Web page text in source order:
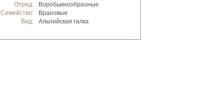
Отряд:
Воробьинообразные
Семейство:
Врановые
Вид:
Альпийская галка